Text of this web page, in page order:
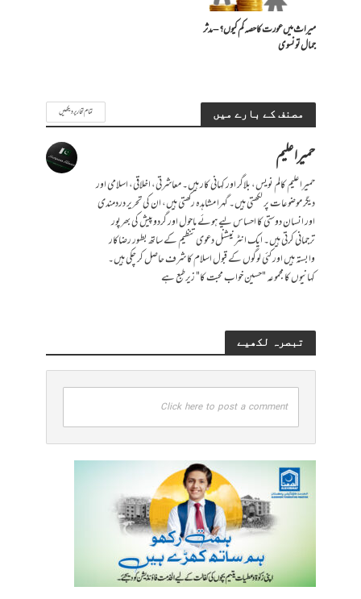
میراث میں عورت کا حصہ کم کیوں؟ – مدثر
جمال تونسوی
مصنف کے بارے میں تمام تحاریر دیکھیں
حمیرا علیم
حمیراعلیم کالم نویس، بلاگر اور کہانی کار ہیں۔ معاشرتی، اخلاقی، اسلامی اور
دیگر موضوعات پر لکھتی ہیں۔ گہرا مشاہدہ رکھتی ہیں، ان کی تحریر دردمندی
اور انسان دوستی کا احساس لیے ہوئے ماحول اور گردوپیش کی بھرپور
ترجمانی کرتی ہیں۔ ایک انٹرنیشنل دعوی تنظیم کے ساتھ بطور رضاکار
وابستہ ہیں اور کئی لوگوں کے قبول اسلام کا شرف حاصل کر چکی ہیں۔
کہانیوں کا مجموعہ "حسین خواب محبت کا" زیرطبع ہے
تبصرہ لکھیے
Click here to post a comment